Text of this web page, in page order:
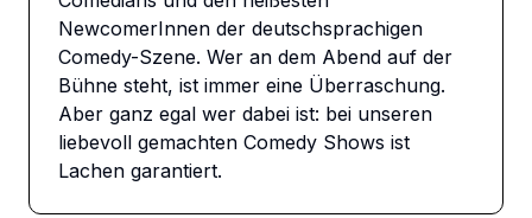
NewcomerInnen der deutschsprachigen
Comedy-Szene. Wer an dem Abend auf der
Bühne steht, ist immer eine Überraschung.
Aber ganz egal wer dabei ist: bei unseren
liebevoll gemachten Comedy Shows ist
Lachen garantiert.